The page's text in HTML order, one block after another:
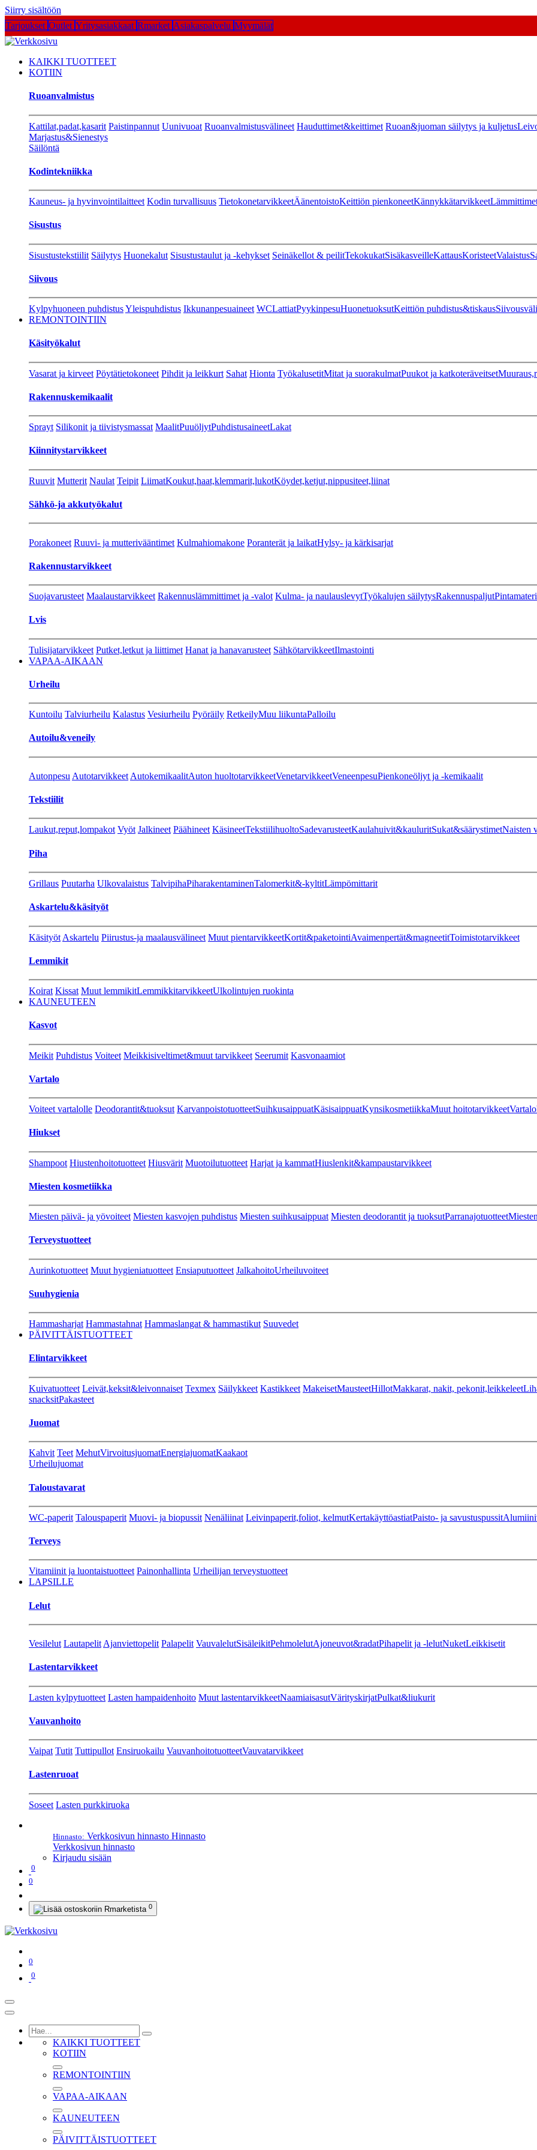
Siirry sisältöön
Tarjoukset Outlet Yritysasiakkaat Rmarket Asiakaspalvelu Myymälät
KAIKKI TUOTTEET
KOTIIN
Ruoanvalmistus
Kattilat,padat,kasarit Paistinpannut Uunivuoat Ruoanvalmistusvälineet Hauduttimet&keittimet Ruoan&juoman säilytys ja kuljetus
Marjastus&Sienestys
Säilöntä
Kodintekniikka
Kauneus- ja hyvinvointilaitteet Kodin turvallisuus TietokonetarvikkeetÄänentoistoKeittiön pienkoneetKännykkätarvikkeet
Sisustus
Sisustustekstiilit Säilytys Huonekalut Sisustustaulut ja -kehykset Seinäkellot & peilitTekokukatSisäkasveilleKattausKoristeetValaistus
Siivous
Kylpyhuoneen puhdistusYleispuhdistus Ikkunanpesuaineet WCLattiatPyykinpesuHuonetuoksutKeittiön puhdistus&tiskaus
REMONTOINTIIN
Käsityökalut
Vasarat ja kirveet Pöytätietokoneet Pihdit ja leikkurt Sahat Hionta TyökalusetitMitat ja suorakulmatPuukot ja katkoteräveitset
Rakennuskemikaalit
Sprayt Silikonit ja tiivistysmassat MaalitPuuöljytPuhdistusaineetLakat
Kiinnitystarvikkeet
Ruuvit Mutterit Naulat Teipit LiimatKoukut,haat,klemmarit,lukotKöydet,ketjut,nippusiteet,liinat
Sähkö-ja akkutyökalut
Porakoneet Ruuvi- ja mutterivääntimet Kulmahiomakone Poranterät ja laikatHylsy- ja kärkisarjat
Rakennustarvikkeet
Suojavarusteet Maalaustarvikkeet Rakennuslämmittimet ja -valot Kulma- ja naulauslevytTyökalujen säilytysRakennuspaljut
Lvis
Tulisijatarvikkeet Putket,letkut ja liittimet Hanat ja hanavarusteet SähkötarvikkeetIlmastointi
VAPAA-AIKAAN
Urheilu
Kuntoilu Talviurheilu Kalastus Vesiurheilu Pyöräily RetkeilyMuu liikuntaPalloilu
Autoilu&veneily
Autonpesu Autotarvikkeet AutokemikaalitAuton huoltotarvikkeetVenetarvikkeetVeneenpesuPienkoneöljyt ja -kemikaalit
Tekstiilit
Laukut,reput,lompakot Vyöt Jalkineet Päähineet KäsineetTekstiilihuoltoSadevarusteetKaulahuivit&kauluritSukat&säärystimetNaisten
Piha
Grillaus Puutarha Ulkovalaistus TalvipihaPiharakentaminenTalomerkit&-kyltitLämpömittarit
Askartelu&käsityöt
Käsityöt Askartelu Piirustus-ja maalausvälineet Muut pientarvikkeetKortit&paketointiAvaimenpertät&magneetitToimistotarvikkeet
Lemmikit
Koirat Kissat Muut lemmikitLemmikkitarvikkeetUlkolintujen ruokinta
KAUNEUTEEN
Kasvot
Meikit Puhdistus Voiteet Meikkisiveltimet&muut tarvikkeet Seerumit Kasvonaamiot
Vartalo
Voiteet vartalolle Deodorantit&tuoksut KarvanpoistotuotteetSuihkusaippuatKäsisaippuatKynsikosmetiikkaMuut hoitotarvikkeet
Hiukset
Shampoot Hiustenhoitotuotteet Hiusvärit Muotoilutuotteet Harjat ja kammatHiuslenkit&kampaustarvikkeet
Miesten kosmetiikka
Miesten päivä- ja yövoiteet Miesten kasvojen puhdistus Miesten suihkusaippuat Miesten deodorantit ja tuoksutParranajotuotteet
Terveystuotteet
Aurinkotuotteet Muut hygieniatuotteet Ensiaputuotteet JalkahoitoUrheiluvoiteet
Suuhygienia
Hammasharjat Hammastahnat Hammaslangat & hammastikut Suuvedet
PÄIVITTÄISTUOTTEET
Elintarvikkeet
Kuivatuotteet Leivät,keksit&leivonnaiset Texmex Säilykkeet Kastikkeet MakeisetMausteetHillotMakkarat, nakit, pekonit,leikkeleet
snacksitPakasteet
Juomat
Kahvit Teet MehutVirvoitusjuomatEnergiajuomatKaakaot
Urheilujuomat
Taloustavarat
WC-paperit Talouspaperit Muovi- ja biopussit Nenäliinat Leivinpaperit,foliot, kelmutKertakäyttöastiatPaisto- ja savustuspussit
Terveys
Vitamiinit ja luontaistuotteet Painonhallinta Urheilijan terveystuotteet
LAPSILLE
Lelut
Vesilelut Lautapelit Ajanviettopelit Palapelit VauvalelutSisäleikitPehmolelutAjoneuvot&radatPihapelit ja -lelutNuketLeikkisetit
Lastentarvikkeet
Lasten kylpytuotteet Lasten hampaidenhoito Muut lastentarvikkeetNaamiaisasutVärityskirjatPulkat&liukurit
Vauvanhoito
Vaipat Tutit Tuttipullot Ensiruokailu VauvanhoitotuotteetVauvatarvikkeet
Lastenruoat
Soseet Lasten purkkiruoka
Hinnasto: Verkkosivun hinnasto Hinnasto
Verkkosivun hinnasto
Kirjaudu sisään
0
0
0
0
0
KAIKKI TUOTTEET
KOTIIN
REMONTOINTIIN
VAPAA-AIKAAN
KAUNEUTEEN
PÄIVITTÄISTUOTTEET